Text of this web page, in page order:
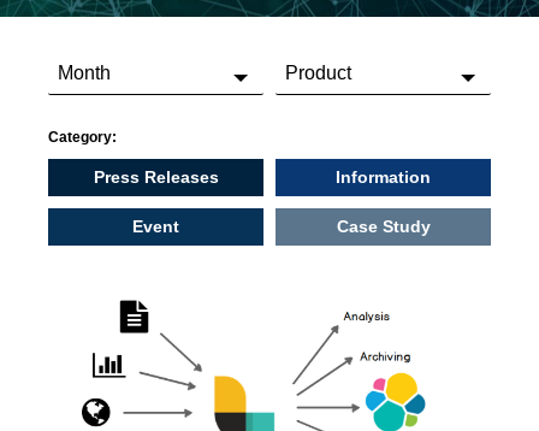
Category:
Press Releases Information
Event Case Study